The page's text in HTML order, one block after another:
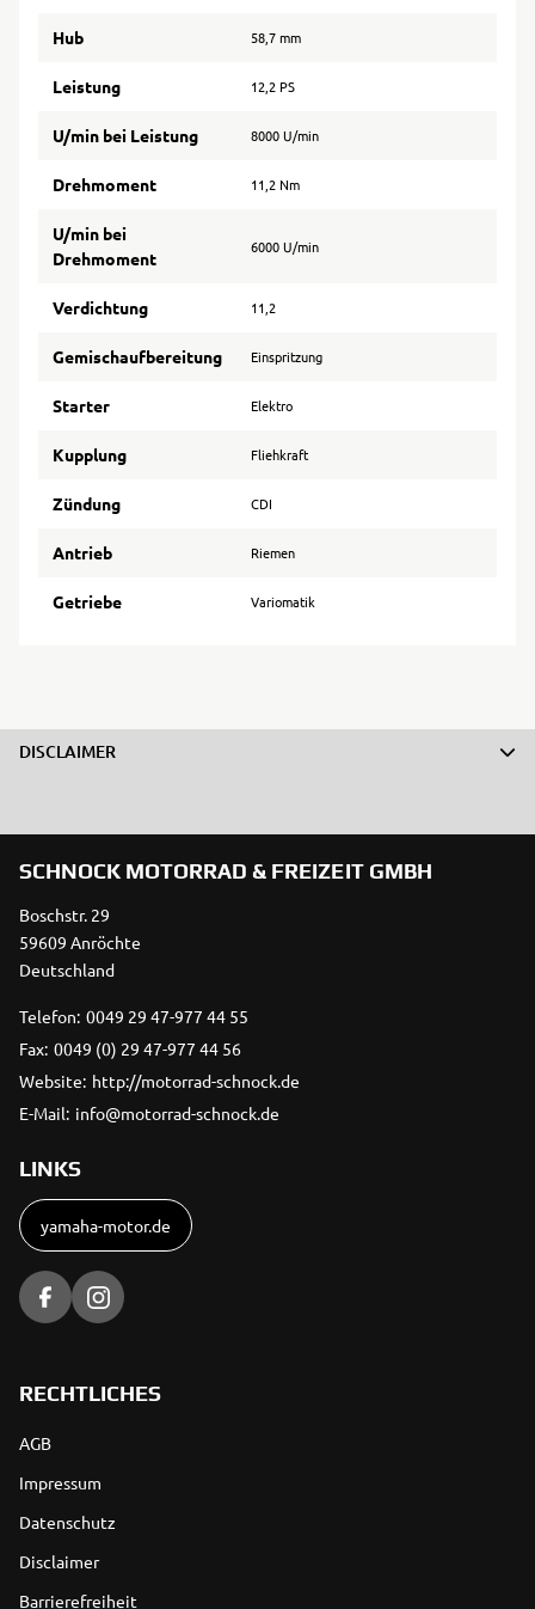
Hub 58,7 mm
Leistung 12,2 PS
U/min bei Leistung 8000 U/min
Drehmoment 11,2 Nm
U/min bei
Drehmoment
6000 U/min
Verdichtung 11,2
Gemischaufbereitung Einspritzung
Starter Elektro
Kupplung Fliehkraft
Zündung CDI
Antrieb Riemen
Getriebe Variomatik
DISCLAIMER
SCHNOCK MOTORRAD & FREIZEIT GMBH
Boschstr. 29
59609 Anröchte
Deutschland
Telefon: 0049 29 47-977 44 55
Fax: 0049 (0) 29 47-977 44 56
Website: http://motorrad-schnock.de
E-Mail: info@motorrad-schnock.de
LINKS
yamaha-motor.de
RECHTLICHES
AGB
Impressum
Datenschutz
Disclaimer
Barrierefreiheit